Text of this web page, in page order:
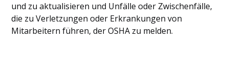
und zu aktualisieren und Unfälle oder Zwischenfälle,
die zu Verletzungen oder Erkrankungen von
Mitarbeitern führen, der OSHA zu melden.